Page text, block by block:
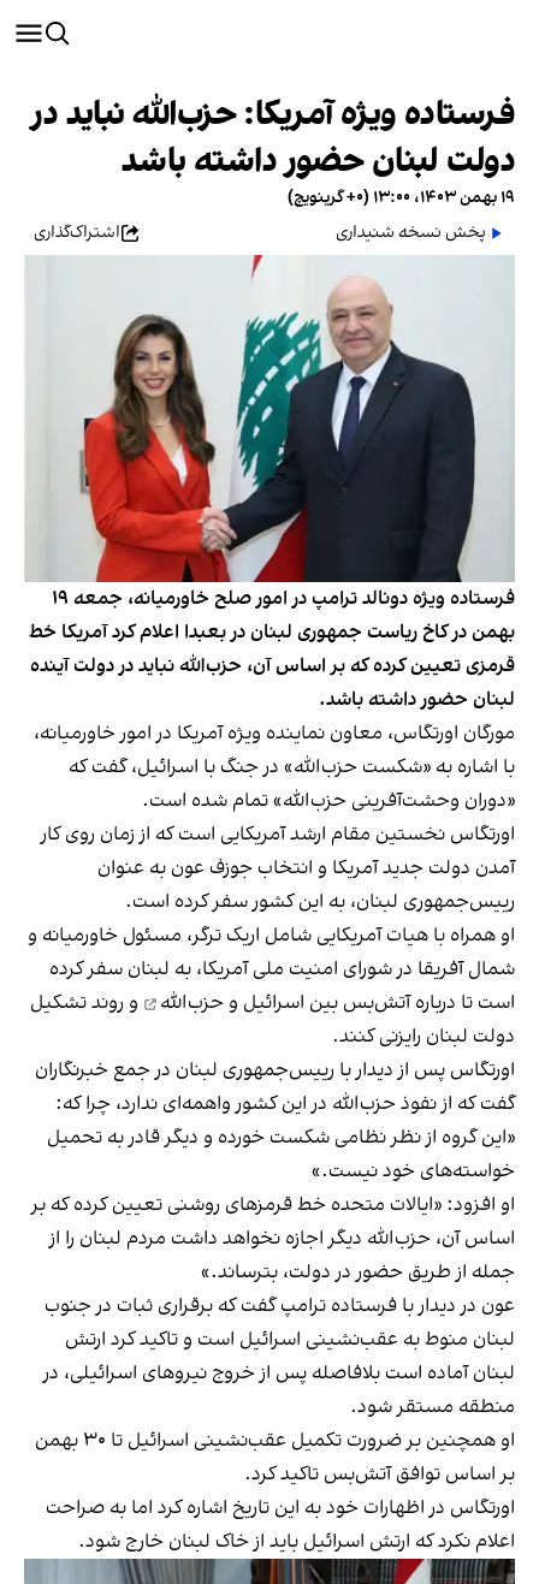
فرستاده ویژه آمریکا: حزب‌الله نباید در
دولت لبنان حضور داشته باشد
۱۹ بهمن ۱۴۰۳، ۱۳:۰۰ (‎+۰ گرینویچ)
پخش نسخه شنیداری
اشتراک‌گذاری
فرستاده ویژه دونالد ترامپ در امور صلح خاورمیانه، جمعه ۱۹
بهمن در کاخ ریاست جمهوری لبنان در بعبدا اعلام کرد آمریکا خط
قرمزی تعیین کرده که بر اساس آن، حزب‌الله نباید در دولت آینده
لبنان حضور داشته باشد.
مورگان اورتگاس، معاون نماینده ویژه آمریکا در امور خاورمیانه،
با اشاره به «شکست حزب‌الله» در جنگ با اسرائیل، گفت که
«دوران وحشت‌آفرینی حزب‌الله» تمام شده است.
اورتگاس نخستین مقام ارشد آمریکایی است که از زمان روی کار
آمدن دولت جدید آمریکا و انتخاب جوزف عون به عنوان
رییس‌جمهوری لبنان، به این کشور سفر کرده است.
او همراه با هیات آمریکایی شامل اریک ترگر، مسئول خاورمیانه و
شمال آفریقا در شورای امنیت ملی آمریکا، به لبنان سفر کرده
است تا دربارهآتش‌بس بین اسرائیل و حزب‌الله
و روند تشکیل
دولت لبنان رایزنی کنند.
اورتگاس پس از دیدار با رییس‌جمهوری لبنان در جمع خبرنگاران
گفت که از نفوذ حزب‌الله در این کشور واهمه‌ای ندارد، چرا که:
«این گروه از نظر نظامی شکست خورده و دیگر قادر به تحمیل
خواسته‌های خود نیست.»
او افزود: «ایالات متحده خط قرمزهای روشنی تعیین کرده که بر
اساس آن، حزب‌الله دیگر اجازه نخواهد داشت مردم لبنان را از
جمله از طریق حضور در دولت، بترساند.»
عون در دیدار با فرستاده ترامپ گفت که برقراری ثبات در جنوب
لبنان منوط به عقب‌نشینی اسرائیل است و تاکید کرد ارتش
لبنان آماده است بلافاصله پس از خروج نیروهای اسرائیلی، در
منطقه مستقر شود.
او همچنین بر ضرورت تکمیل عقب‌نشینی اسرائیل تا ۳۰ بهمن‌
بر اساس توافق آتش‌بس تاکید کرد.
اورتگاس در اظهارات خود به این تاریخ اشاره کرد اما به صراحت
اعلام نکرد که ارتش اسرائیل باید از خاک لبنان خارج شود.